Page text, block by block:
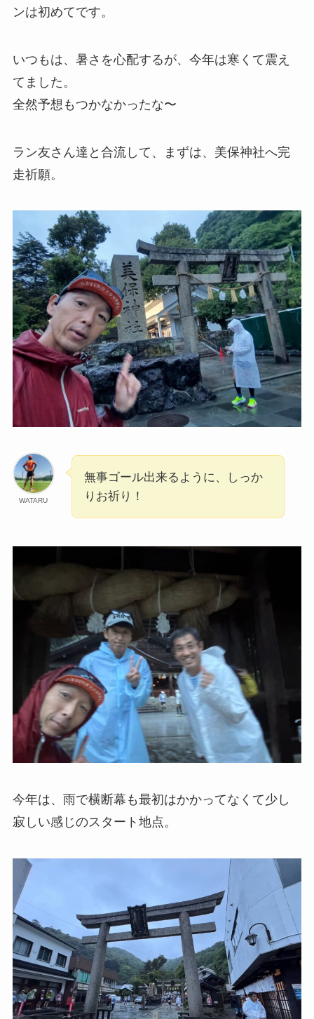
ンは初めてです。
いつもは、暑さを心配するが、今年は寒くて震え
てました。
全然予想もつかなかったな〜
ラン友さん達と合流して、まずは、美保神社へ完
走祈願。
WATARU
無事ゴール出来るように、しっか
りお祈り！
今年は、雨で横断幕も最初はかかってなくて少し
寂しい感じのスタート地点。